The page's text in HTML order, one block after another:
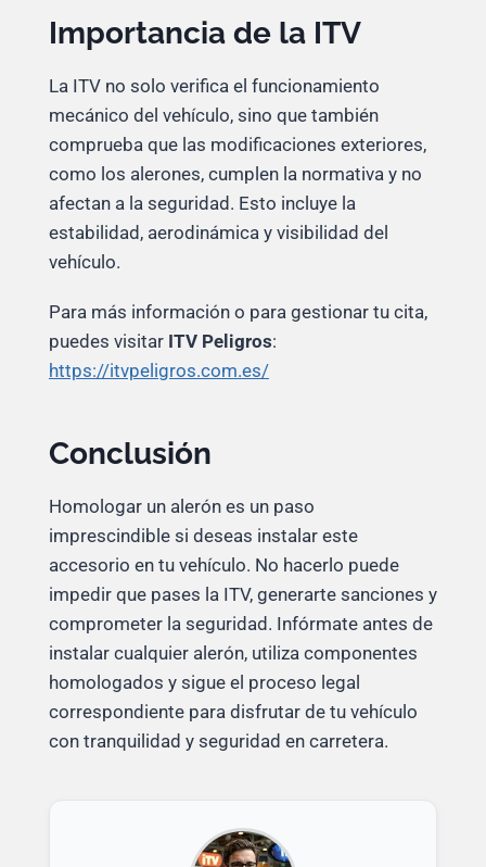
Importancia de la ITV
La ITV no solo verifica el funcionamiento
mecánico del vehículo, sino que también
comprueba que las modificaciones exteriores,
como los alerones, cumplen la normativa y no
afectan a la seguridad. Esto incluye la
estabilidad, aerodinámica y visibilidad del
vehículo.
Para más información o para gestionar tu cita,
puedes visitar ITV Peligros:
https://itvpeligros.com.es/
Conclusión
Homologar un alerón es un paso
imprescindible si deseas instalar este
accesorio en tu vehículo. No hacerlo puede
impedir que pases la ITV, generarte sanciones y
comprometer la seguridad. Infórmate antes de
instalar cualquier alerón, utiliza componentes
homologados y sigue el proceso legal
correspondiente para disfrutar de tu vehículo
con tranquilidad y seguridad en carretera.